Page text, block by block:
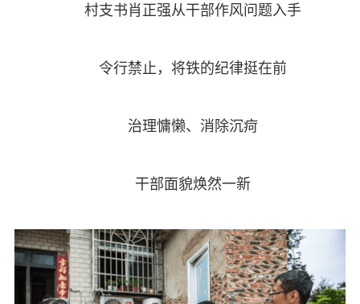
村支书肖正强从干部作风问题入手
令行禁止，将铁的纪律挺在前
治理慵懒、消除沉疴
干部面貌焕然一新